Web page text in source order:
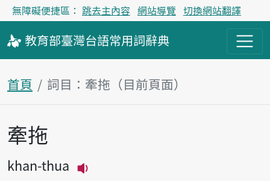
無障礙便捷區： 跳去主內容 網站導覽 切換網站翻譯
教育部臺灣台語常用詞辭典
首頁 詞目：牽拖（目前頁面）
主內容區塊
牽拖
khan-thua